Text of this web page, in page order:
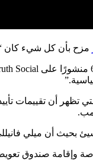
مزح بأن كل شيء كان
تظهر أن تقييمات
فانيللي الحقيقية ترفضك
وإقامة صندوق